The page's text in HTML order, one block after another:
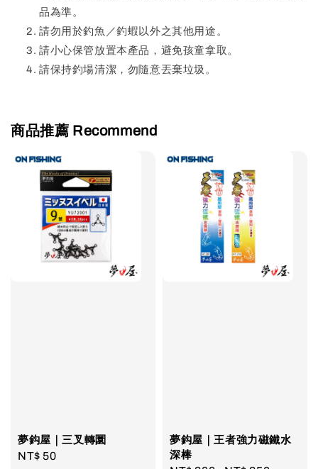
品為準。
請勿用於釣魚／釣蝦以外之其他用途。
請小心保管放置本產品，避免孩童拿取。
請保持釣場清潔，勿隨意丟棄垃圾。
商品推薦 Recommend
夢鈎屋｜三叉轉圜
Regular
NT$ 50
夢鈎屋｜王者強力磁鐵水
深棒